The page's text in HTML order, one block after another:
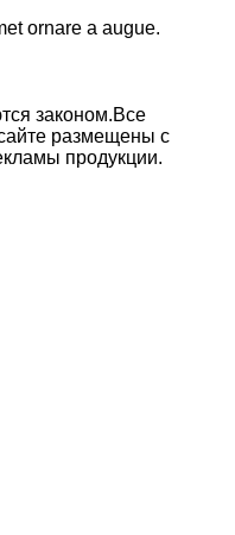
ornare a augue.
законом.Все
размещены с
продукции.